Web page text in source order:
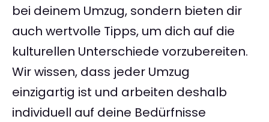
bei deinem Umzug, sondern bieten dir
auch wertvolle Tipps, um dich auf die
kulturellen Unterschiede vorzubereiten.
Wir wissen, dass jeder Umzug
einzigartig ist und arbeiten deshalb
individuell auf deine Bedürfnisse